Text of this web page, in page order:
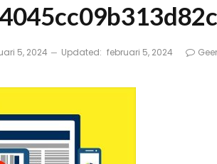
5, 2024 Updated: februari 5, 2024